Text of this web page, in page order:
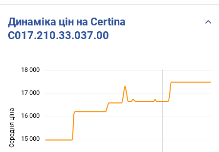
Динаміка цін на Certina
C017.210.33.037.00
Середня ціна 15 000
16 000
17 000
18 000